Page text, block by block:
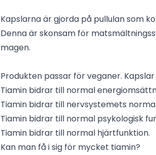
Kapslarna är gjorda på pullulan som
Denna är skonsam för
magen.
Produkten passar för veganer.
Tiamin bidrar till normal
Tiamin bidrar till nervsystemets
Tiamin bidrar till normal psykologisk
Tiamin bidrar till normal hjärtfunktion.
Kan man få i sig för mycket tiamin?